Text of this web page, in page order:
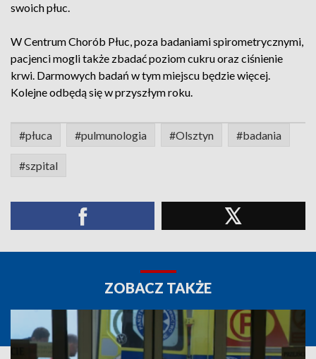
swoich płuc.
W Centrum Chorób Płuc, poza badaniami spirometrycznymi,
pacjenci mogli także zbadać poziom cukru oraz ciśnienie
krwi. Darmowych badań w tym miejscu będzie więcej.
Kolejne odbędą się w przyszłym roku.
#płuca #pulmunologia #Olsztyn #badania
#szpital
ZOBACZ TAKŻE